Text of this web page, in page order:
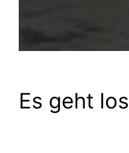
Es geht los